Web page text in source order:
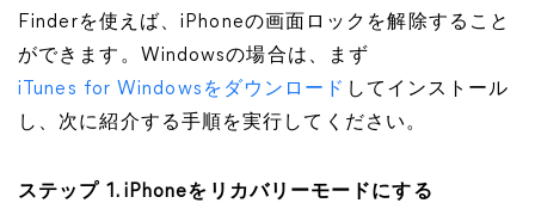
Finderを使えば、iPhoneの画面ロックを解除すること
ができます。Windowsの場合は、まず
iTunes for Windowsをダウンロード してインストール
し、次に紹介する手順を実行してください。
ステップ 1. iPhoneをリカバリーモードにする